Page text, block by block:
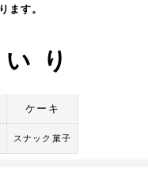
ます。
り
ケーキ
スナック菓子